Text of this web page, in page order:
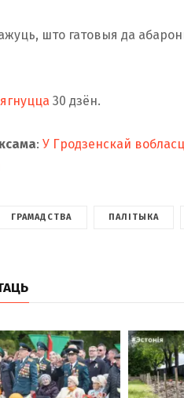
што гатовыя да
30 дзён.
: У Гродзенскай
ГРАМАДСТВА ПАЛІТЫКА